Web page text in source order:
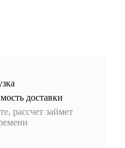
доставки
рассчет займет